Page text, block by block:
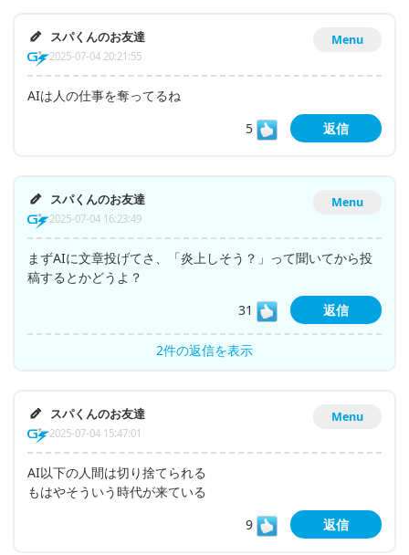
Menu
スパくんのお友達
2025-07-04 20:21:55
AIは人の仕事を奪ってるね
5
返信
Menu
スパくんのお友達
2025-07-04 16:23:49
まずAIに文章投げてさ、「炎上しそう？」って聞いてから投
稿するとかどうよ？
31
返信
2件の返信を表示
Menu
スパくんのお友達
2025-07-04 15:47:01
AI以下の人間は切り捨てられる
もはやそういう時代が来ている
9
返信